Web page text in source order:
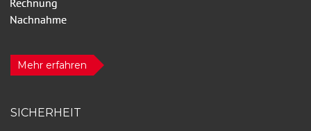
Mehr erfahren
SICHERHEIT